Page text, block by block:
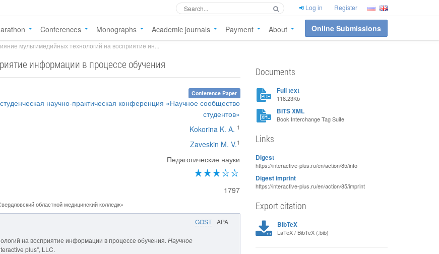
Log in Register
Conferences Monographs Academic journals Payment About Online Submissions
мультимедийных технологий на восприятие ин...
информации в процессе обучения
Conference Paper
научно-практическая конференция «Научное сообщество
студентов»
Kokorina K. A. 1
Zaveskin M. V.1
Педагогические науки
1797
областной медицинский колледж»
GOST APA
на восприятие информации в процессе обучения. Научное
plus", LLC.
Documents
Full text
118.23Kb
BITS XML
Book Interchange Tag Suite
Links
Digest
https://interactive-plus.ru/en/action/85/info
Digest imprint
https://interactive-plus.ru/en/action/85/imprint
Export citation
BibTeX
LaTeX / BibTeX (.bib)